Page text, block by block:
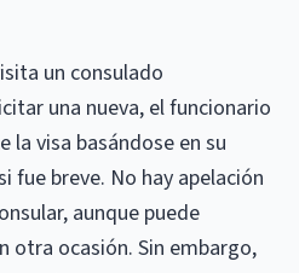
un consulado
una nueva, el funcionario
la visa basándose en su
fue breve. No hay apelación
aunque puede
otra ocasión. Sin embargo,